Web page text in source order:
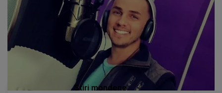
Stiri mondene